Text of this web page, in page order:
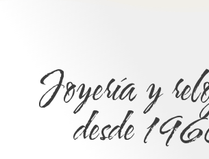
Joyería y
desde